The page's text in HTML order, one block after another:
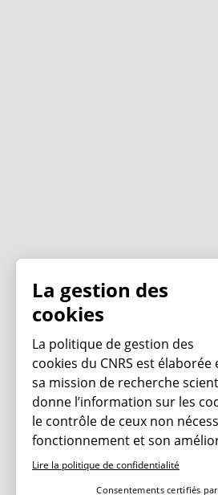
En ce moment
La gestion des
cookies
La politique de gestion des
cookies du CNRS est
sa mission de recherche
donne l’information sur les
le contrôle de ceux non
fonctionnement et son
Lire la politique de confidentialité
Consentements certifiés par